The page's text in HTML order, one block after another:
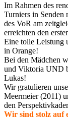
Im Rahmen des
Turniers in Senden
des VoR am
erreichten den
Eine tolle Leistung
in Orange!
Bei den Mädchen
und Viktoria UND
Lukas!
Wir gratulieren
Meermeier (2011)
den
Wir sind stolz auf